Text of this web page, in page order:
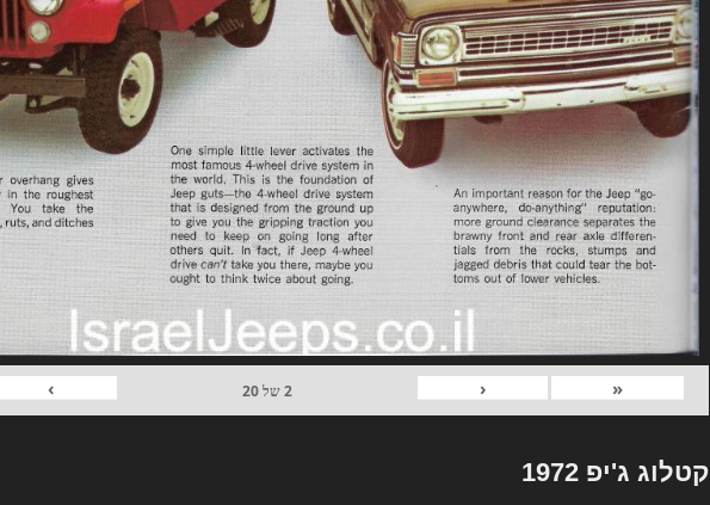
«
‹
2של20
›
קטלוג ג'יפ 1972